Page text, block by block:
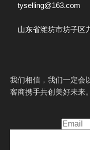
tyselling@163.com
山东省潍坊市坊子区
我们相信，我们一定会
客商携手共创美好未来。